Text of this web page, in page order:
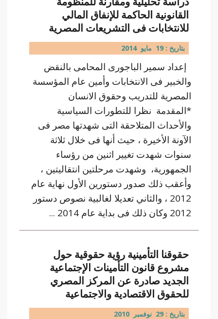
القانونية الحاكمة للإنفاق المالي
للانتخابات فى التشريعات المصرية
بتاريخ : 19 مايو 2014
إعداد سمير الباجورى المحامى بالنقض
والخبير فى الانتخابات وأمين عام المؤسسة
المصرية للتدريب وحقوق الانسان
*المقدمة نظرا للتطورات السياسية
والأحداث المتلاحقة التى شهدتها مصر فى
الآونة الأخيرة ، حيث أنها فى خلال ثلاثة
سنوات شهدت تغيير اثنين من رؤساء
الجمهورية، وشهدت مرحلتين انتقاليتين ،
وأعقب ذلك صدور دستورين الأول نهاية عام
2012 ، والثاني تعديلا لغالبية نصوص دستور
2012 وكان ذلك فى بداية عام 2014 ...
حقوقنا التأمينية رؤية حقوقية حول
مشروع قانون التأمينات الإجتماعية
الجديد صادرة عن المركز المصري
للحقوق الاقتصادية والاجتماعية
بتاريخ : 29 نوفمبر 2010